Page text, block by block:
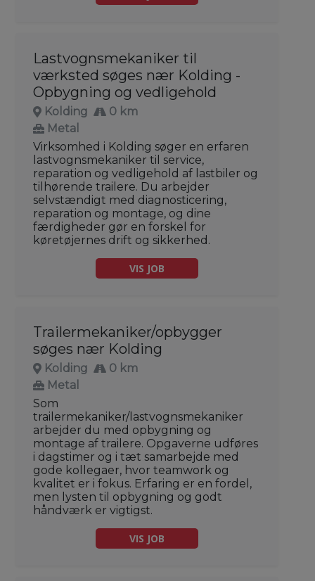
Lastvognsmekaniker til
værksted søges nær Kolding -
Opbygning og vedligehold
Kolding
0 km
Metal
Virksomhed i Kolding søger en erfaren
lastvognsmekaniker til service,
reparation og vedligehold af lastbiler og
tilhørende trailere. Du arbejder
selvstændigt med diagnosticering,
reparation og montage, og dine
færdigheder gør en forskel for
køretøjernes drift og sikkerhed.
VIS JOB
Trailermekaniker/opbygger
søges nær Kolding
Kolding
0 km
Metal
Som
trailermekaniker/lastvognsmekaniker
arbejder du med opbygning og
montage af trailere. Opgaverne udføres
i dagstimer og i tæt samarbejde med
gode kollegaer, hvor teamwork og
kvalitet er i fokus. Erfaring er en fordel,
men lysten til opbygning og godt
håndværk er vigtigst.
VIS JOB